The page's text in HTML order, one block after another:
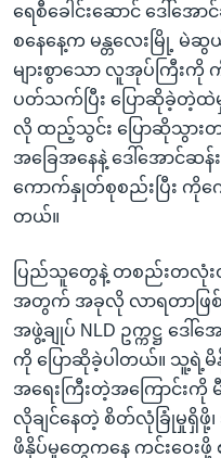
ရှာဖွေ
နေရာ
ကျော်
ဘာသာစကားများ
ရေစီခေါင်းဆောင် ဒေါ်အ
စနေနေ့က မန္တလေးမြို့ မဲဆွ
များစွာသော လူအုပ်ကြီးကို ကိ
ပတ်သက်ပြီး ပြောဆိုခဲ့တဲ့ထဲ
လို ထည့်သွင်း ပြောဆိုသွားတ
အခြေအနေနဲ့ ဒေါ်အောင်ဆ
ကောက်နှုတ်စုစည်းပြီး ကိုကျ
တယ်။
ပြည်သူတွေနဲ့ တစည်းတလုံ
အတွက် အခုလို လာရတာဖြစ်
အဖွဲ့ချုပ် NLD ဥက္ကဋ္ဌ ဒေ
ကို ပြောဆိုခဲ့ပါတယ်။ သူ့ရဲ့မိန့်
အရေးကြီးတဲ့အကြောင်းကို မီ
လိုချင်နေတဲ့ စိတ်လုံခြုံမှုရှိဖို့၊
ဖိနှိပ်မှုတွေကနေ ကင်းဝေးဖို့